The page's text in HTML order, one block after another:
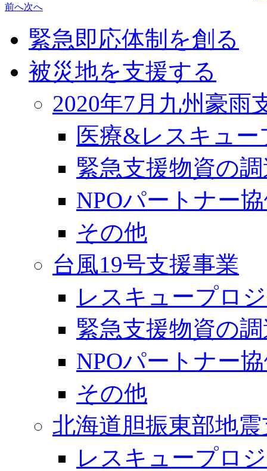
前へ次へ
緊急即応体制を創る
被災地を支援する
2020年7月九州豪雨
医療&レスキュ
緊急支援物資の
NPOパートナー
その他
台風19号支援事業
レスキュープロ
緊急支援物資の
NPOパートナー
その他
北海道胆振東部地
レスキュープロ